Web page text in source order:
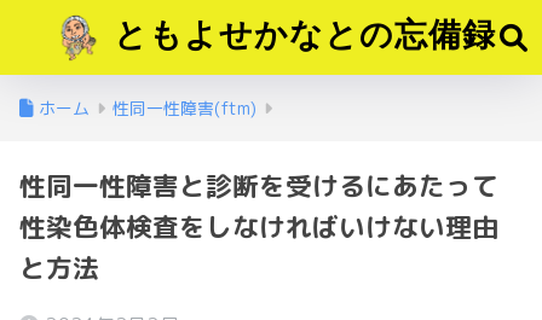
ともよせかなとの忘備録
ホーム 性同一性障害(ftm)
性同一性障害と診断を受けるにあたって
性染色体検査をしなければいけない理由
と方法